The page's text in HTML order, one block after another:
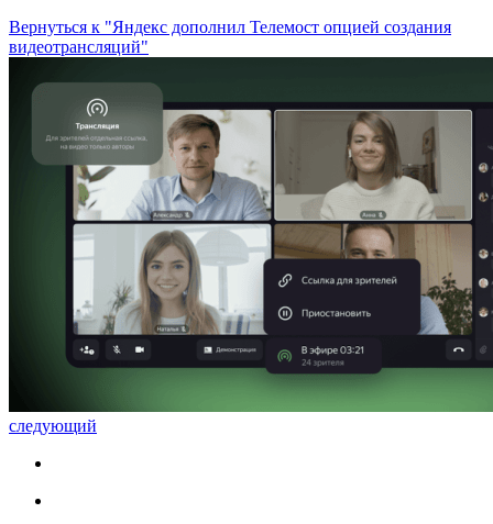
Вернуться к "Яндекс дополнил Телемост опцией создания
видеотрансляций"
следующий